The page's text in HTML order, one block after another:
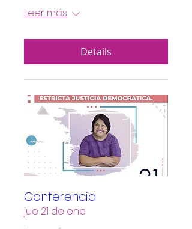
Leer más
Details
Conferencia
jue 21 de ene